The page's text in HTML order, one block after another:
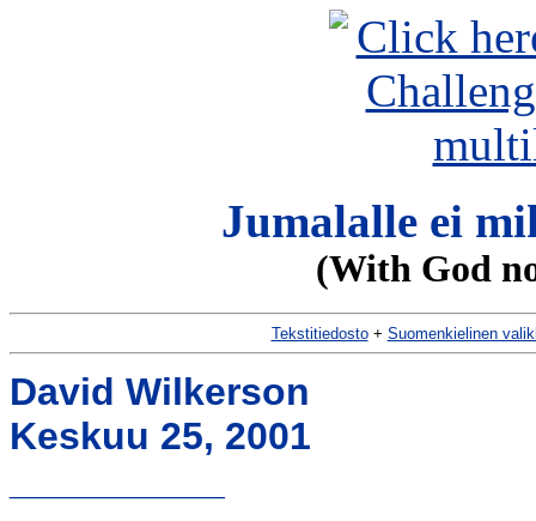
Jumalalle ei
(With God
Tekstitiedosto+ Suomenkielinen
David Wilkerson
Keskuu 25, 2001